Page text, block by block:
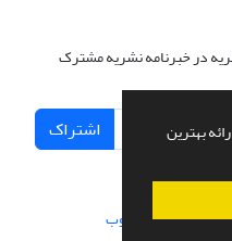
بهترین
در خبرنامه نشریه مشترک
اشتراک
سازی از سیناوب